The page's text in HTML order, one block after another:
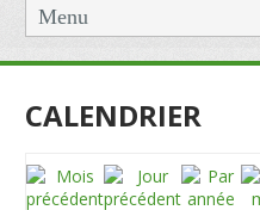
Menu
CALENDRIER